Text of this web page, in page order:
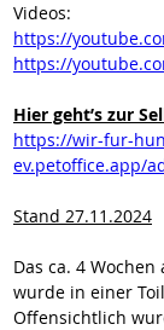
Videos:
https://
https://
Hier geht’s zur
https://wir-fur-
ev.petoffice.app/
Stand 27.11.2024
Das ca. 4
wurde in einer
Offensichtlich